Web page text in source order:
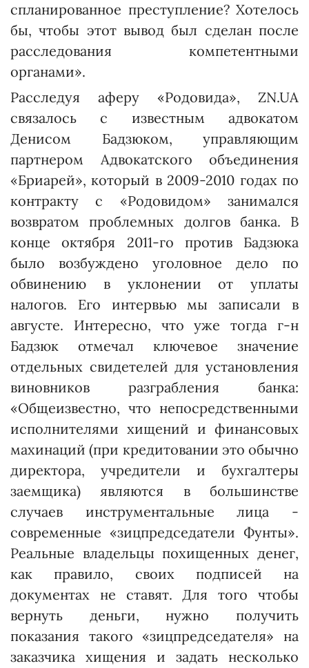
спланированное преступление? Хотелось
бы, чтобы этот вывод был сделан после
расследования компетентными
органами».
Расследуя аферу «Родовида», ZN.UA
связалось с известным адвокатом
Денисом Бадзюком, управляющим
партнером Ад­вокатс­кого объединения
«Бриа­рей», который в 2009-2010 годах по
контракту с «Родовидом» занимался
возвратом проблемных долгов банка. В
конце октября 2011-го против Бадзюка
было возбуждено уголовное дело по
обвинению в уклонении от уплаты
налогов. Его интервью мы записали в
августе. Интерес­но, что уже тогда г-н
Бадзюк отмечал ключевое значение
отдельных свидетелей для установления
виновников разграбления банка:
«Общеиз­вест­но, что непосредственными
исполнителями хищений и финансовых
махинаций (при кредитовании это обычно
директора, учредители и бухгалтеры
заемщика) являются в большинстве
случаев инструментальные лица -
современные «зицпредседатели Фунты».
Реаль­ные владельцы похищенных денег,
как правило, своих подписей на
документах не ставят. Для того чтобы
вернуть деньги, нужно получить
показания такого «зицпредседателя» на
заказчика хищения и задать несколько